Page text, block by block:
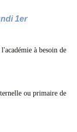
1er
à besoin de
ou primaire de